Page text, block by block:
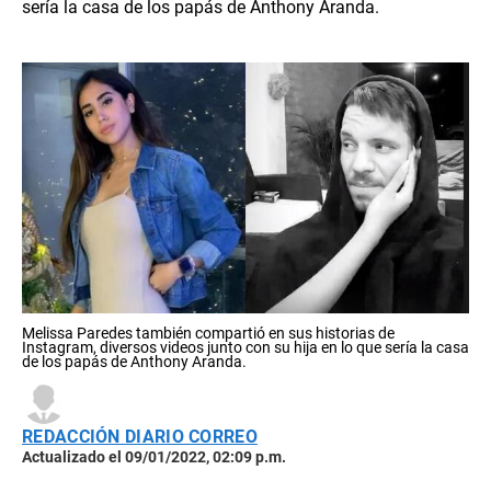
sería la casa de los papás de Anthony Aranda.
Melissa Paredes también compartió en sus historias de
Instagram, diversos videos junto con su hija en lo que sería la casa
de los papás de Anthony Aranda.
REDACCIÓN DIARIO CORREO
Actualizado el 09/01/2022, 02:09 p.m.